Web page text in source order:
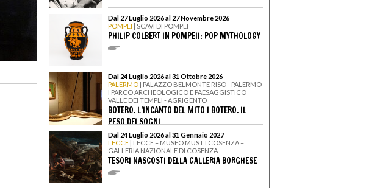
Dal 27 Luglio 2026 al 27 Novembre 2026
POMPEI | SCAVI DI POMPEI
PHILIP COLBERT IN POMPEII: POP MYTHOLOGY
Dal 24 Luglio 2026 al 31 Ottobre 2026
PALERMO | PALAZZO BELMONTE RISO - PALERMO
I PARCO ARCHEOLOGICO E PAESAGGISTICO
VALLE DEI TEMPLI - AGRIGENTO
BOTERO. L’INCANTO DEL MITO I BOTERO. IL
PESO DEI SOGNI
Dal 24 Luglio 2026 al 31 Gennaio 2027
LECCE | LECCE – MUSEO MUST I COSENZA –
GALLERIA NAZIONALE DI COSENZA
TESORI NASCOSTI DELLA GALLERIA BORGHESE